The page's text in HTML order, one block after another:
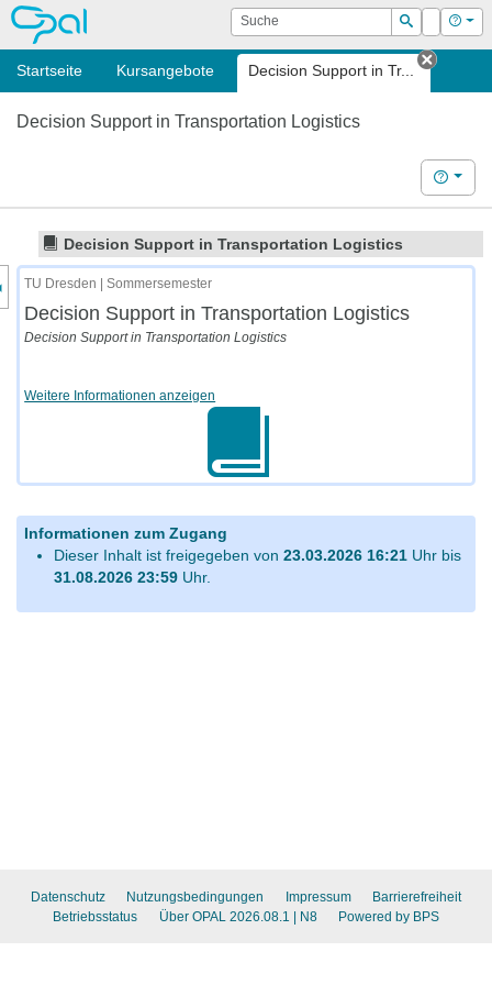
OPAL Suche
Suchen
Login Hilfe
Startseite Kursangebote Decision Support in Tr...
Tab
Decision Support in Transportation Logistics
Hilfe
Decision Support in Transportation Logistics
des Kursmenüs
TU Dresden | Sommersemester
Decision Support in Transportation Logistics
Decision Support in Transportation Logistics
Weitere Informationen anzeigen
Informationen zum Zugang
Dieser Inhalt ist freigegeben von 23.03.2026 16:21Uhr bis
31.08.2026 23:59Uhr.
Datenschutz Nutzungsbedingungen Impressum
Barrierefreiheit
Betriebsstatus
Über OPAL 2026.08.1 | N8 Powered by BPS